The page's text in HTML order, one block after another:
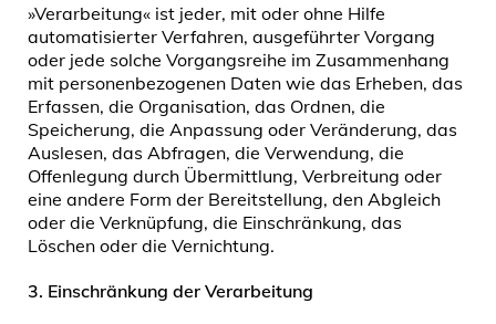
»Verarbeitung« ist jeder, mit oder ohne Hilfe
automatisierter Verfahren, ausgeführter Vorgang
oder jede solche Vorgangsreihe im Zusammenhang
mit personenbezogenen Daten wie das Erheben, das
Erfassen, die Organisation, das Ordnen, die
Speicherung, die Anpassung oder Veränderung, das
Auslesen, das Abfragen, die Verwendung, die
Offenlegung durch Übermittlung, Verbreitung oder
eine andere Form der Bereitstellung, den Abgleich
oder die Verknüpfung, die Einschränkung, das
Löschen oder die Vernichtung.
3. Einschränkung der Verarbeitung